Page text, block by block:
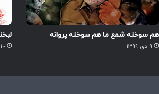
هم سوخته شمع ما هم سوخته پروانه
۹ دی ۱۳۹۹ ۱۰ دی ۱۴۰۰